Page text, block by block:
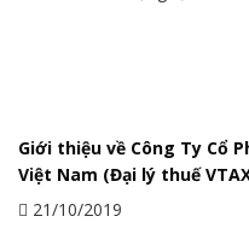
Giới thiệu về Công Ty Cổ
Việt Nam (Đại lý thuế
21/10/2019